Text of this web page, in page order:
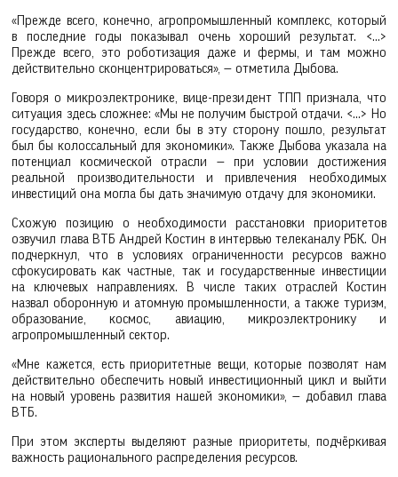
«Прежде всего, конечно, агропромышленный комплекс, который
в последние годы показывал очень хороший результат. <…>
Прежде всего, это роботизация даже и фермы, и там можно
действительно сконцентрироваться», — отметила Дыбова.
Говоря о микроэлектронике, вице‑президент ТПП признала, что
ситуация здесь сложнее: «Мы не получим быстрой отдачи. <…> Но
государство, конечно, если бы в эту сторону пошло, результат
был бы колоссальный для экономики». Также Дыбова указала на
потенциал космической отрасли — при условии достижения
реальной производительности и привлечения необходимых
инвестиций она могла бы дать значимую отдачу для экономики.
Схожую позицию о необходимости расстановки приоритетов
озвучил глава ВТБ Андрей Костин в интервью телеканалу РБК. Он
подчеркнул, что в условиях ограниченности ресурсов важно
сфокусировать как частные, так и государственные инвестиции
на ключевых направлениях. В числе таких отраслей Костин
назвал оборонную и атомную промышленности, а также туризм,
образование, космос, авиацию, микроэлектронику и
агропромышленный сектор.
«Мне кажется, есть приоритетные вещи, которые позволят нам
действительно обеспечить новый инвестиционный цикл и выйти
на новый уровень развития нашей экономики», — добавил глава
ВТБ.
При этом эксперты выделяют разные приоритеты, подчёркивая
важность рационального распределения ресурсов.